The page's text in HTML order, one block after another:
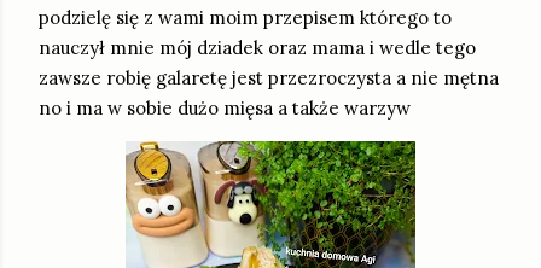
podzielę się z wami moim przepisem którego to
nauczył mnie mój dziadek oraz mama i wedle tego
zawsze robię galaretę jest przezroczysta a nie mętna
no i ma w sobie dużo mięsa a także warzyw